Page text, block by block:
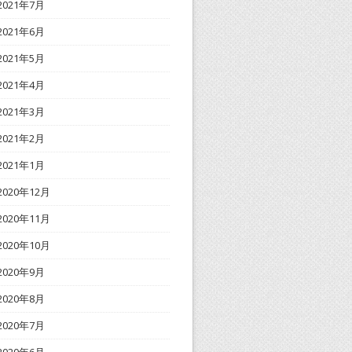
年7月
年6月
年5月
年4月
年3月
年2月
年1月
年12月
年11月
年10月
年9月
年8月
年7月